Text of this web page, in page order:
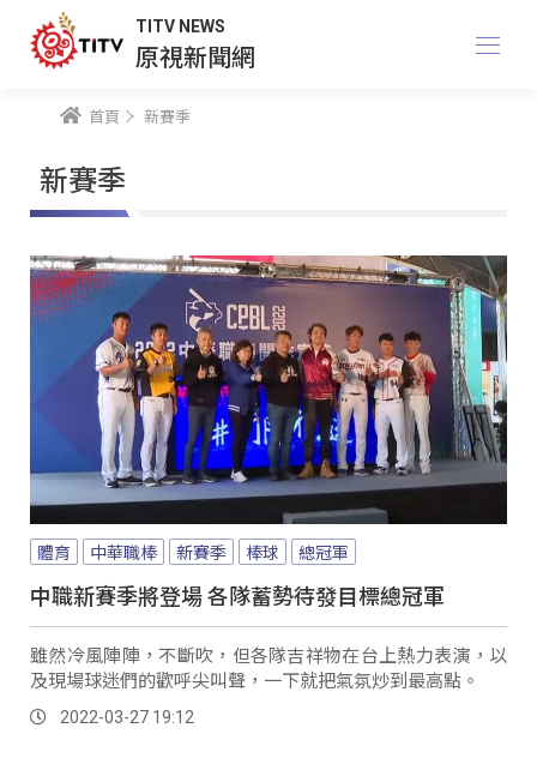
TITV NEWS
原視新聞網
首頁 新賽季
新賽季
體育 中華職棒 新賽季 棒球 總冠軍
中職新賽季將登場 各隊蓄勢待發目標總冠軍
雖然冷風陣陣，不斷吹，但各隊吉祥物在台上熱力表演，以
及現場球迷們的歡呼尖叫聲，一下就把氣氛炒到最高點。
2022-03-27 19:12